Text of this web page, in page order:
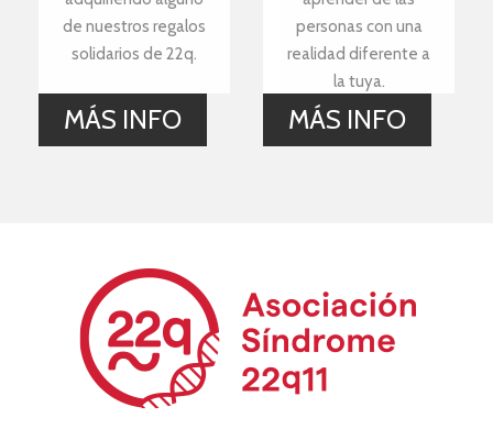
de nuestros regalos
solidarios de 22q.
MÁS INFO
personas con una
realidad diferente a
la tuya.
MÁS INFO